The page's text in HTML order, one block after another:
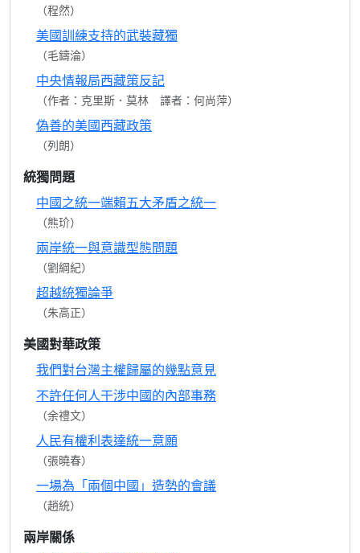
（程然）
美國訓練支持的武裝藏獨
（毛鑄淪）
中央情報局西藏策反記
（作者：克里斯．莫林 譯者：何尚萍）
偽善的美國西藏政策
（列朗）
統獨問題
中國之統一端賴五大矛盾之統一
（熊玠）
兩岸統一與意識型態問題
（劉綱紀）
超越統獨論爭
（朱高正）
美國對華政策
我們對台灣主權歸屬的幾點意見
不許任何人干涉中國的內部事務
（余禮文）
人民有權利表達統一意願
（張曉春）
一場為「兩個中國」造勢的會議
（趙統）
兩岸關係